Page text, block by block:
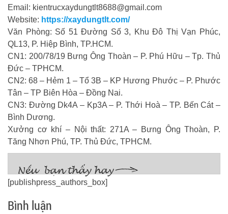
Email: kientrucxaydungtlt8688@gmail.com
Website: https://xaydungtlt.com/
Văn Phòng: Số 51 Đường Số 3, Khu Đô Thị Vạn Phúc,
QL13, P. Hiệp Bình, TP.HCM.
CN1: 200/78/19 Bưng Ông Thoàn – P. Phú Hữu – Tp. Thủ
Đức – TPHCM.
CN2: 68 – Hẻm 1 – Tổ 3B – KP Hương Phước – P. Phước
Tân – TP Biên Hòa – Đồng Nai.
CN3: Đường Dk4A – Kp3A – P. Thới Hoà – TP. Bến Cát –
Bình Dương.
Xưởng cơ khí – Nội thất: 271A – Bưng Ông Thoàn, P.
Tăng Nhơn Phú, TP. Thủ Đức, TPHCM.
[publishpress_authors_box]
Bình luận